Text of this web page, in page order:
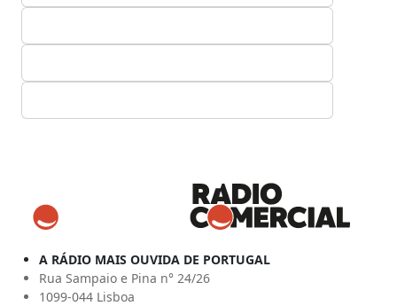
A RÁDIO MAIS OUVIDA DE PORTUGAL
Rua Sampaio e Pina n° 24/26
1099-044 Lisboa